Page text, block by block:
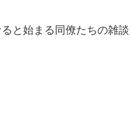
と始まる同僚たちの雑談